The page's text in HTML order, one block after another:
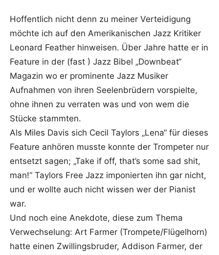
Hoffentlich nicht denn zu meiner Verteidigung
möchte ich auf den Amerikanischen Jazz Kritiker
Leonard Feather hinweisen. Über Jahre hatte er in
Feature in der (fast ) Jazz Bibel „Downbeat“
Magazin wo er prominente Jazz Musiker
Aufnahmen von ihren Seelenbrüdern vorspielte,
ohne ihnen zu verraten was und von wem die
Stücke stammten.
Als Miles Davis sich Cecil Taylors „Lena“ für dieses
Feature anhören musste konnte der Trompeter nur
entsetzt sagen; „Take if off, that’s some sad shit,
man!“ Taylors Free Jazz imponierten ihn gar nicht,
und er wollte auch nicht wissen wer der Pianist
war.
Und noch eine Anekdote, diese zum Thema
Verwechselung: Art Farmer (Trompete/Flügelhorn)
hatte einen Zwillingsbruder, Addison Farmer, der